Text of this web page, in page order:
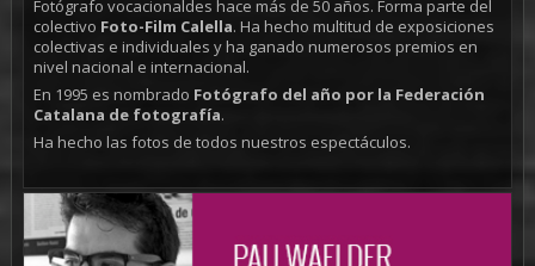
Fotógrafo vocacionaldes hace más de 50 años. Forma parte del
colectivo Foto-Film Calella. Ha hecho multitud de exposiciones
colectivas e individuales y ha ganado numerosos premios en
nivel nacional e internacional.
En 1995 es nombrado Fotógrafo del año por la Federación
Catalana de fotografía.
Ha hecho las fotos de todos nuestros espectáculos.